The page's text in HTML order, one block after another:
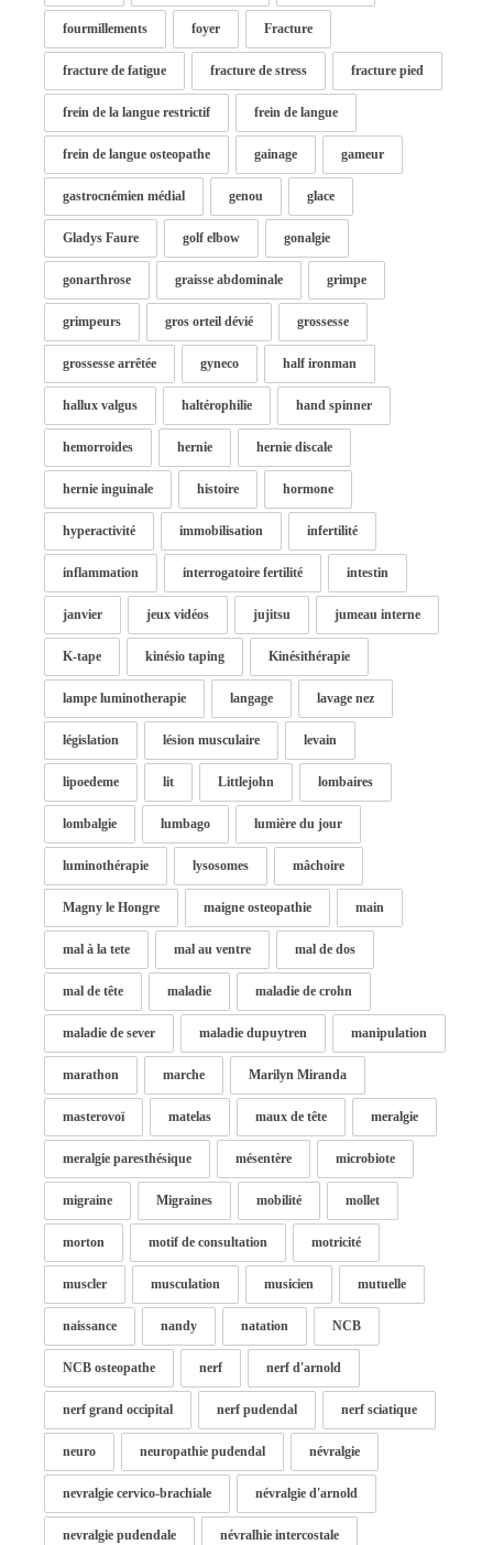
fourmillements foyer Fracture
fracture de fatigue fracture de stress fracture pied
frein de la langue restrictif frein de langue
frein de langue osteopathe gainage gameur
gastrocnémien médial genou glace
Gladys Faure golf elbow gonalgie
gonarthrose graisse abdominale grimpe
grimpeurs gros orteil dévié grossesse
grossesse arrêtée gyneco half ironman
hallux valgus haltérophilie hand spinner
hemorroides hernie hernie discale
hernie inguinale histoire hormone
hyperactivité immobilisation infertilité
inflammation interrogatoire fertilité intestin
janvier jeux vidéos jujitsu jumeau interne
K-tape kinésio taping Kinésithérapie
lampe luminotherapie langage lavage nez
législation lésion musculaire levain
lipoedeme lit Littlejohn lombaires
lombalgie lumbago lumière du jour
luminothérapie lysosomes mâchoire
Magny le Hongre maigne osteopathie main
mal à la tete mal au ventre mal de dos
mal de tête maladie maladie de crohn
maladie de sever maladie dupuytren manipulation
marathon marche Marilyn Miranda
masterovoï matelas maux de tête meralgie
meralgie paresthésique mésentère microbiote
migraine Migraines mobilité mollet
morton motif de consultation motricité
muscler musculation musicien mutuelle
naissance nandy natation NCB
NCB osteopathe nerf nerf d'arnold
nerf grand occipital nerf pudendal nerf sciatique
neuro neuropathie pudendal névralgie
nevralgie cervico-brachiale névralgie d'arnold
nevralgie pudendale névralhie intercostale